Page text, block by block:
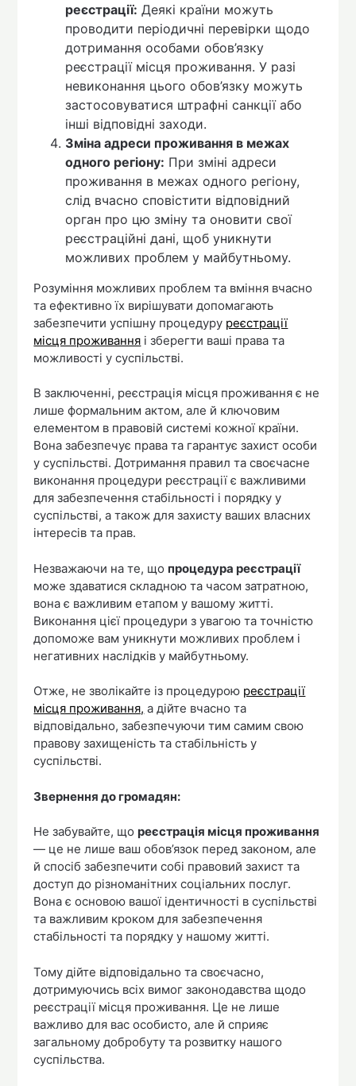
реєстрації: Деякі країни можуть
проводити періодичні перевірки щодо
дотримання особами обов’язку
реєстрації місця проживання. У разі
невиконання цього обов’язку можуть
застосовуватися штрафні санкції або
інші відповідні заходи.
Зміна адреси проживання в межах
одного регіону: При зміні адреси
проживання в межах одного регіону,
слід вчасно сповістити відповідний
орган про цю зміну та оновити свої
реєстраційні дані, щоб уникнути
можливих проблем у майбутньому.
Розуміння можливих проблем та вміння вчасно
та ефективно їх вирішувати допомагають
забезпечити успішну процедуру реєстрації
місця проживання і зберегти ваші права та
можливості у суспільстві.
В заключенні, реєстрація місця проживання є не
лише формальним актом, але й ключовим
елементом в правовій системі кожної країни.
Вона забезпечує права та гарантує захист особи
у суспільстві. Дотримання правил та своєчасне
виконання процедури реєстрації є важливими
для забезпечення стабільності і порядку у
суспільстві, а також для захисту ваших власних
інтересів та прав.
Незважаючи на те, що процедура реєстрації
може здаватися складною та часом затратною,
вона є важливим етапом у вашому житті.
Виконання цієї процедури з увагою та точністю
допоможе вам уникнути можливих проблем і
негативних наслідків у майбутньому.
Отже, не зволікайте із процедурою реєстрації
місця проживання, а дійте вчасно та
відповідально, забезпечуючи тим самим свою
правову захищеність та стабільність у
суспільстві.
Звернення до громадян:
Не забувайте, що реєстрація місця проживання
— це не лише ваш обов’язок перед законом, але
й спосіб забезпечити собі правовий захист та
доступ до різноманітних соціальних послуг.
Вона є основою вашої ідентичності в суспільстві
та важливим кроком для забезпечення
стабільності та порядку у нашому житті.
Тому дійте відповідально та своєчасно,
дотримуючись всіх вимог законодавства щодо
реєстрації місця проживання. Це не лише
важливо для вас особисто, але й сприяє
загальному добробуту та розвитку нашого
суспільства.